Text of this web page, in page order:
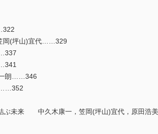
岡(坪山)宜代……329
朗……346
……352
ぶ未来 中久木康一，笠岡(坪山)宜代，原田浩